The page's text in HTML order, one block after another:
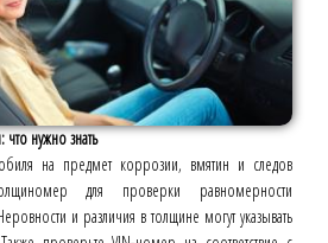
нужно знать
на предмет коррозии, вмятин и следов
для проверки равномерности
и различия в толщине могут указывать